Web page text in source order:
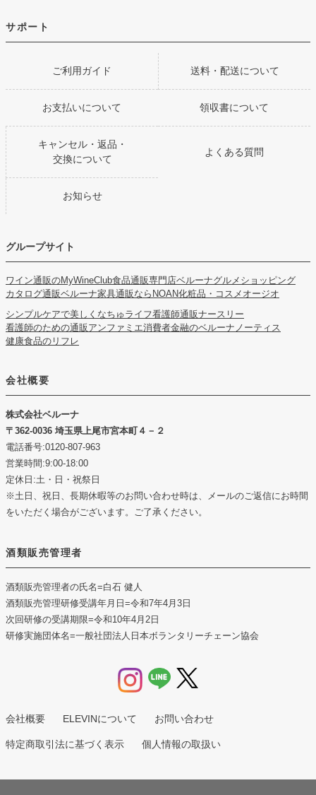
サポート
ご利用ガイド 送料・配送について
お支払いについて 領収書について
キャンセル・返品・
交換について
よくある質問
お知らせ
グループサイト
ワイン通販のMyWineClub食品通販専門店ベルーナグルメショッピング
カタログ通販ベルーナ家具通販ならNOAN化粧品・コスメオージオ
シンプルケアで美しくなちゅライフ看護師通販ナースリー
看護師のための通販アンファミエ消費者金融のベルーナノーティス
健康食品のリフレ
会社概要
株式会社ベルーナ
362-0036 埼玉県上尾市宮本町４－２
電話番号:0120-807-963
営業時間:9:00-18:00
定休日:土・日・祝祭日
※土日、祝日、長期休暇等のお問い合わせ時は、メールのご返信にお時間
をいただく場合がございます。ご了承ください。
酒類販売管理者
酒類販売管理者の氏名=白石 健人
酒類販売管理研修受講年月日 =令和7年4月3日
次回研修の受講期限=令和10年4月2日
研修実施団体名=一般社団法人日本ボランタリーチェーン協会
会社概要 ELEVINについて お問い合わせ
特定商取引法に基づく表示 個人情報の取扱い